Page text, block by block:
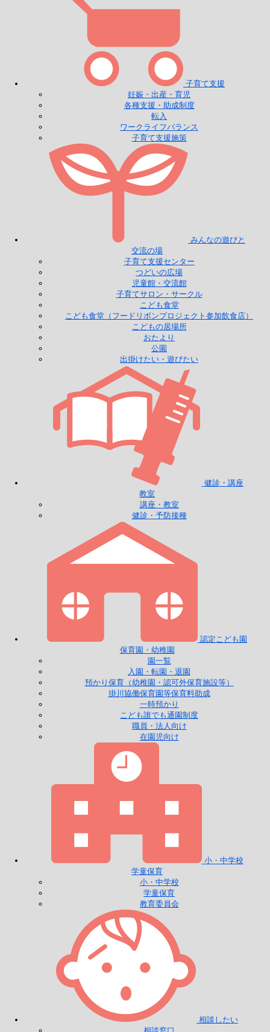
子育て支援
妊娠・出産・育児
各種支援・助成制度
転入
ワークライフバランス
子育て支援施策
みんなの遊びと
交流の場
子育て支援センター
つどいの広場
児童館・交流館
子育てサロン・サークル
こども食堂
こども食堂（フードリボンプロジェクト参加飲食店）
こどもの居場所
おたより
公園
出掛けたい・遊びたい
健診・講座
教室
講座・教室
健診・予防接種
認定こども園
保育園・幼稚園
園一覧
入園・転園・退園
預かり保育（幼稚園・認可外保育施設等）
掛川協働保育園等保育料助成
一時預かり
こども誰でも通園制度
職員・法人向け
在園児向け
小・中学校
学童保育
小・中学校
学童保育
教育委員会
相談したい